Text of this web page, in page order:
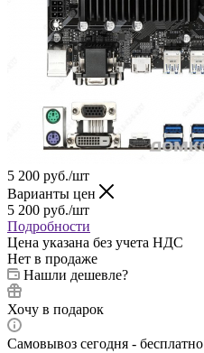
5 200 руб./шт
Варианты цен
5 200 руб./шт
Подробности
Цена указана без учета НДС
Нет в продаже
Нашли дешевле?
Хочу в подарок
Самовывоз сегодня - бесплатно